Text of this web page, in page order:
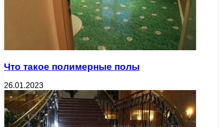
Что такое полимерные полы
26.01.2023